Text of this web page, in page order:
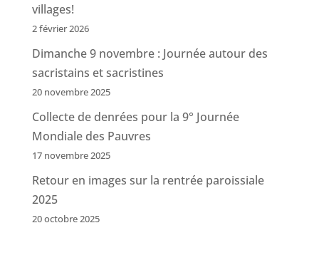
villages!
2 février 2026
Dimanche 9 novembre : Journée autour des
sacristains et sacristines
20 novembre 2025
Collecte de denrées pour la 9° Journée
Mondiale des Pauvres
17 novembre 2025
Retour en images sur la rentrée paroissiale
2025
20 octobre 2025